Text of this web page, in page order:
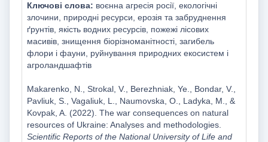
Ключові слова: воєнна агресія росії, екологічні
злочини, природні ресурси, ерозія та забруднення
ґрунтів, якість водних ресурсів, пожежі лісових
масивів, знищення біорізноманітності, загибель
флори і фауни, руйнування природних екосистем і
агроландшафтів
Makarenko, N., Strokal, V., Berezhniak, Ye., Bondar, V.,
Pavliuk, S., Vagaliuk, L., Naumovska, O., Ladyka, M., &
Kovpak, A. (2022). The war consequences on natural
resources of Ukraine: Analyses and methodologies.
Scientific Reports of the National University of Life and